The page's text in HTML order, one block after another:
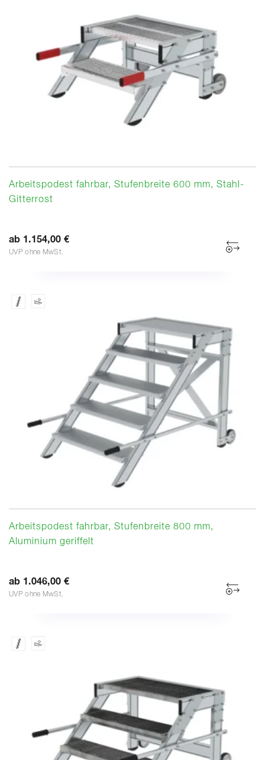
Arbeitspodest fahrbar, Stufenbreite 600 mm, Stahl-
Gitterrost
ab 1.154,00 €
UVP ohne MwSt.
Arbeitspodest fahrbar, Stufenbreite 800 mm,
Aluminium geriffelt
ab 1.046,00 €
UVP ohne MwSt.